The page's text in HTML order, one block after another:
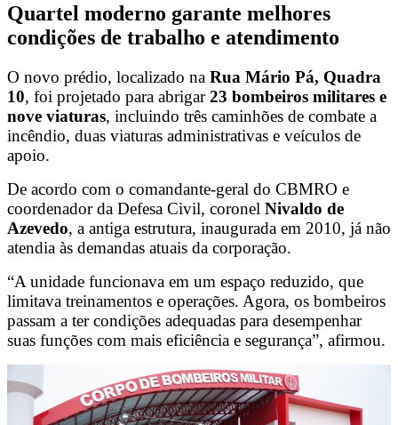
Quartel moderno garante melhores
condições de trabalho e atendimento
O novo prédio, localizado na Rua Mário Pá, Quadra
10, foi projetado para abrigar23 bombeiros militares e
nove viaturas, incluindo três caminhões de combate a
incêndio, duas viaturas administrativas e veículos de
apoio.
De acordo com o comandante-geral do CBMRO e
coordenador da Defesa Civil, coronel Nivaldo de
Azevedo, a antiga estrutura, inaugurada em 2010, já não
atendia às demandas atuais da corporação.
“A unidade funcionava em um espaço reduzido, que
limitava treinamentos e operações. Agora, os bombeiros
passam a ter condições adequadas para desempenhar
suas funções com mais eficiência e segurança”, afirmou.